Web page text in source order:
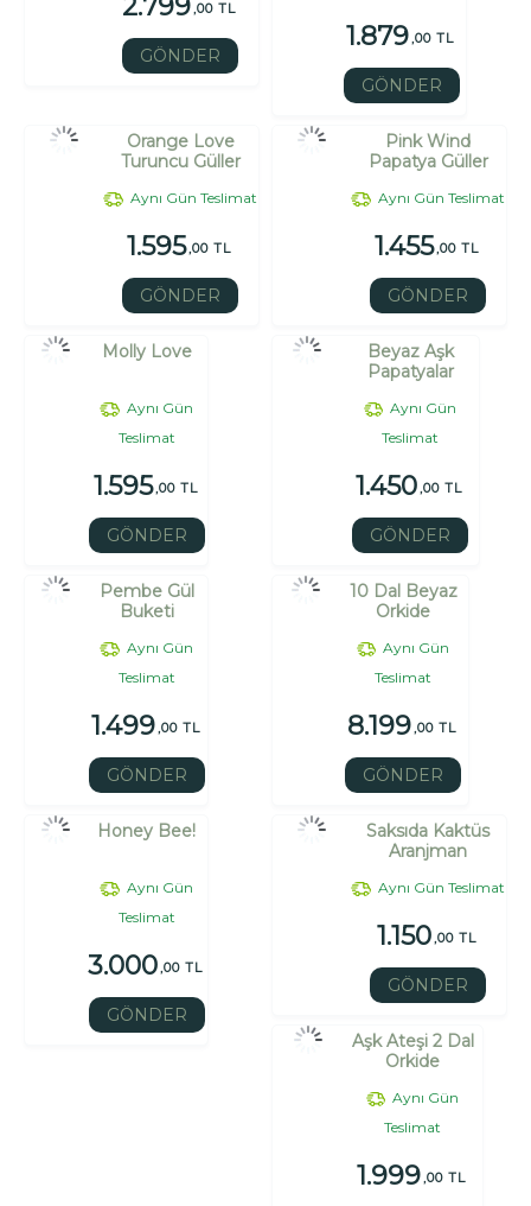
2.799,00 TL
GÖNDER
1.879,00 TL
GÖNDER
Orange Love
Turuncu Güller
Aynı Gün Teslimat
1.595,00 TL
GÖNDER
Pink Wind
Papatya Güller
Aynı Gün Teslimat
1.455,00 TL
GÖNDER
Molly Love
Aynı Gün
Teslimat
1.595,00 TL
GÖNDER
Beyaz Aşk
Papatyalar
Aynı Gün
Teslimat
1.450,00 TL
GÖNDER
Pembe Gül
Buketi
Aynı Gün
Teslimat
1.499,00 TL
GÖNDER
10 Dal Beyaz
Orkide
Aynı Gün
Teslimat
8.199,00 TL
GÖNDER
Honey Bee!
Aynı Gün
Teslimat
3.000,00 TL
GÖNDER
Saksıda Kaktüs
Aranjman
Aynı Gün Teslimat
1.150,00 TL
GÖNDER
Aşk Ateşi 2 Dal
Orkide
Aynı Gün
Teslimat
1.999,00 TL